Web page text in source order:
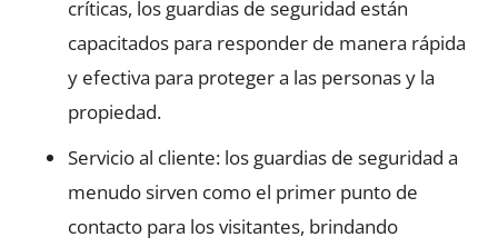
críticas, los guardias de seguridad están
capacitados para responder de manera rápida
y efectiva para proteger a las personas y la
propiedad.
Servicio al cliente: los guardias de seguridad a
menudo sirven como el primer punto de
contacto para los visitantes, brindando